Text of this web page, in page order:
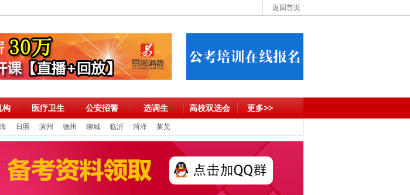
返回首页
构 医疗卫生 公安招警 选调生 高校双选会 更多>>
日照 滨州 德州 聊城 临沂 菏泽 莱芜